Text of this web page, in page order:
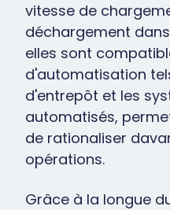
vitesse de
déchargement
elles sont
d'automatisation
d'entrepôt et les
automatisés,
de rationaliser
opérations.
Grâce à la longue